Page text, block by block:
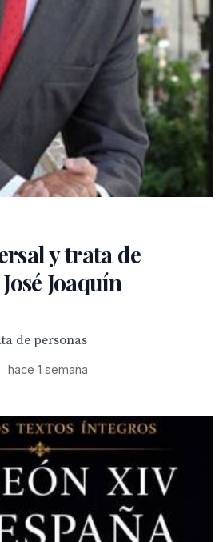
y trata de
Joaquín
de personas
hace 1 semana